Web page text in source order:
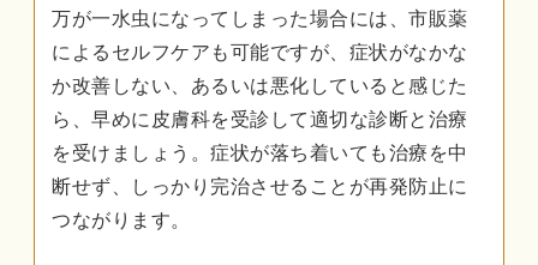
万が一水虫になってしまった場合には、市販薬
によるセルフケアも可能ですが、症状がなかな
か改善しない、あるいは悪化していると感じた
ら、早めに皮膚科を受診して適切な診断と治療
を受けましょう。症状が落ち着いても治療を中
断せず、しっかり完治させることが再発防止に
つながります。